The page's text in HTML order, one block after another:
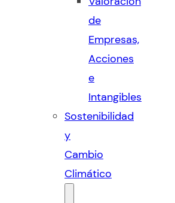
de
Empresas,
Acciones
e
Intangibles
Sostenibilidad
y
Cambio
Climático